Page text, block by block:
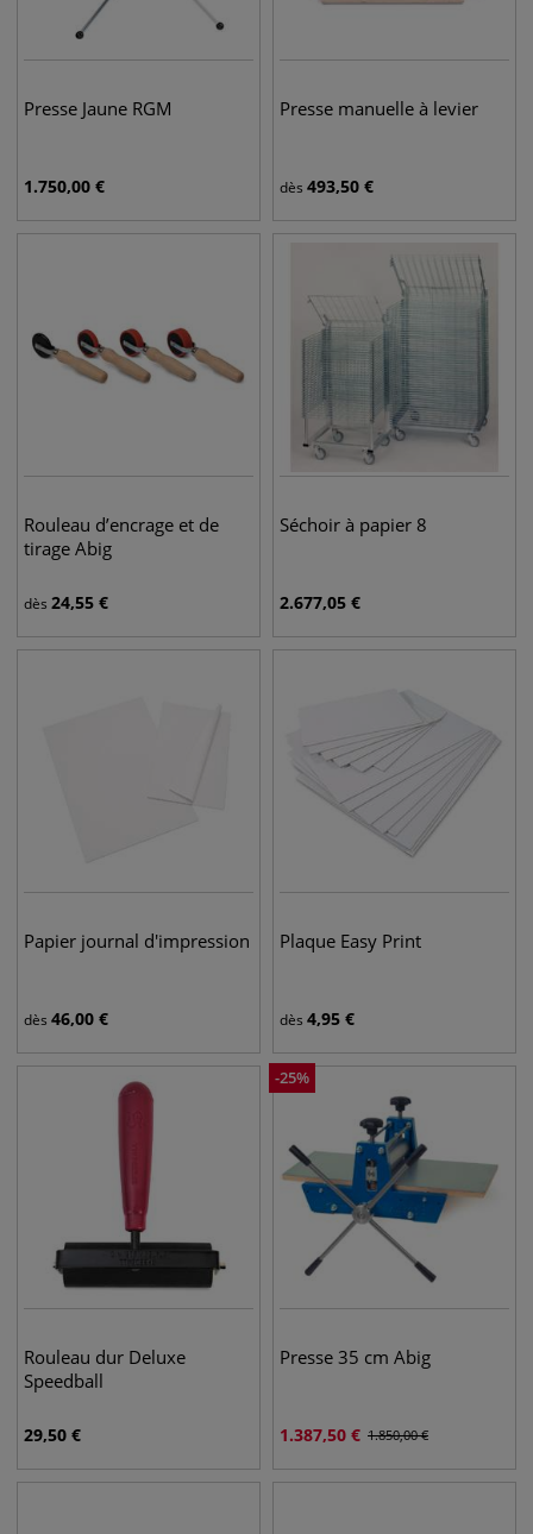
Presse Jaune RGM
1.750,00 €
Presse manuelle à levier
dès 493,50 €
Rouleau d’encrage et de
tirage Abig
dès 24,55 €
Séchoir à papier 8
2.677,05 €
Papier journal d'impression
dès 46,00 €
Plaque Easy Print
dès 4,95 €
Rouleau dur Deluxe
Speedball
29,50 €
-25%
Presse 35 cm Abig
1.387,50 € 1.850,00€